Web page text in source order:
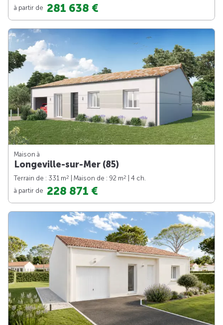
à partir de 281 638 €
Maison à
Longeville-sur-Mer (85)
Terrain de : 331 m2 | Maison de : 92 m2
| 4 ch.
à partir de 228 871 €